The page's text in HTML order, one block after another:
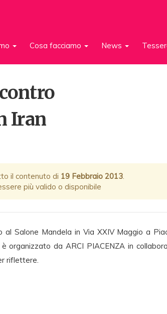
Cosa facciamo News
Iran
il contenuto di 19 Febbraio 2013.
più valido o disponibile
Salone Mandela in Via XXIV Maggio a
organizzato da ARCI PIACENZA in
riflettere.